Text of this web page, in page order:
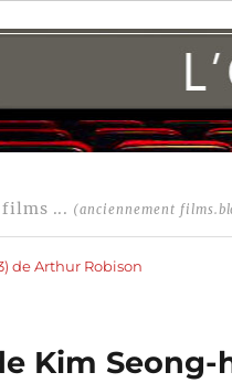
... (anciennement
de Arthur Robison
Kim Seong-